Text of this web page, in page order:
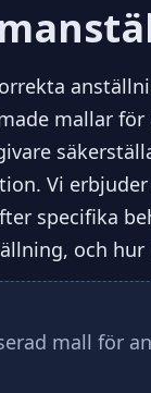
mallar
Vi
specifika
och
mall för